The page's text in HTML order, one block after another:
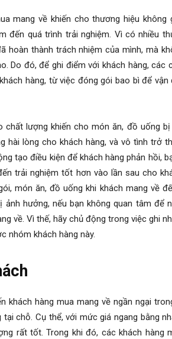
mang về khiến cho thương hiệu
đến quá trình trải nghiệm. Vì có nhiều
hoàn thành trách nhiệm của mình, mà
Do đó, để ghi điểm với khách hàng, các
hàng, từ việc đóng gói bao bì để
lượng khiến cho món ăn, đồ uống
hài lòng cho khách hàng, và vô tình trở
tạo điều kiện để khách hàng phản hồi,
trải nghiệm tốt hơn vào lần sau cho
món ăn, đồ uống khi khách mang về
hưởng, nếu bạn không quan tâm để
về. Vì thế, hãy chủ động trong việc ghi
nhóm khách hàng này.
hàng mua mang về ngần ngại
chỗ. Cụ thể, với mức giá ngang bằng
rất tốt. Trong khi đó, các khách hàng